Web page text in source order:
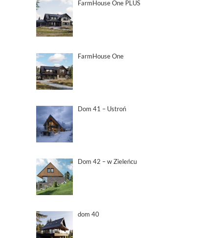
FarmHouse One PLUS
FarmHouse One
Dom 41 – Ustroń
Dom 42 – w Zieleńcu
dom 40